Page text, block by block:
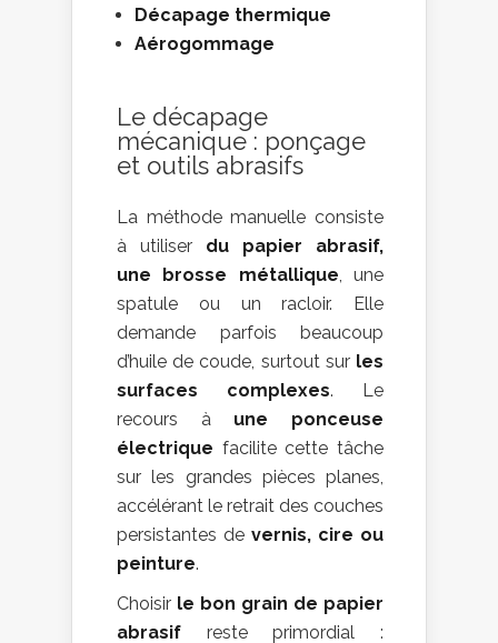
Décapage thermique
Aérogommage
Le décapage
mécanique : ponçage
et outils abrasifs
La méthode manuelle consiste
à utiliser du papier abrasif,
une brosse métallique , une
spatule ou un racloir. Elle
demande parfois beaucoup
d’huile de coude, surtout sur les
surfaces complexes. Le
recours à une ponceuse
électrique facilite cette tâche
sur les grandes pièces planes,
accélérant le retrait des couches
persistantes de vernis, cire ou
peinture.
Choisir le bon grain de papier
abrasif reste primordial :